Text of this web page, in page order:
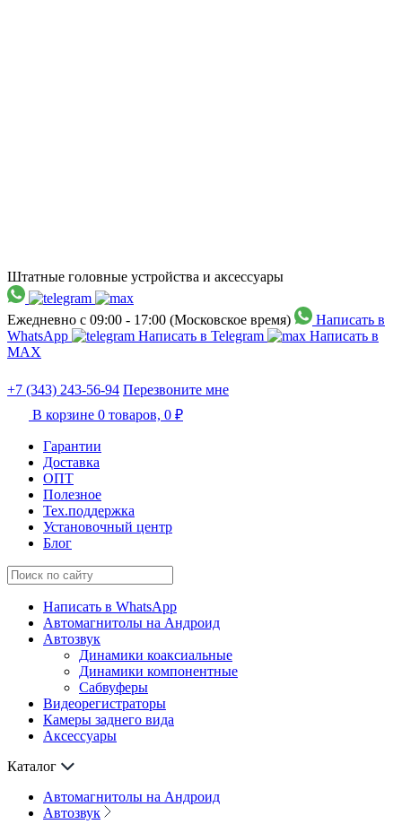
Штатные головные устройства и аксессуары
Ежедневно с 09:00 - 17:00 (Московское время)
Написать в
WhatsApp
Написать в Telegram
Написать в
МАХ
+7 (343) 243-56-94 Перезвоните мне
В корзине 0 товаров, 0 ₽
Гарантии
Доставка
ОПТ
Полезное
Тех.поддержка
Установочный центр
Блог
Написать в WhatsApp
Автомагнитолы на Андроид
Автозвук
Динамики коаксиальные
Динамики компонентные
Сабвуферы
Видеорегистраторы
Камеры заднего вида
Аксессуары
Каталог
Автомагнитолы на Андроид
Автозвук